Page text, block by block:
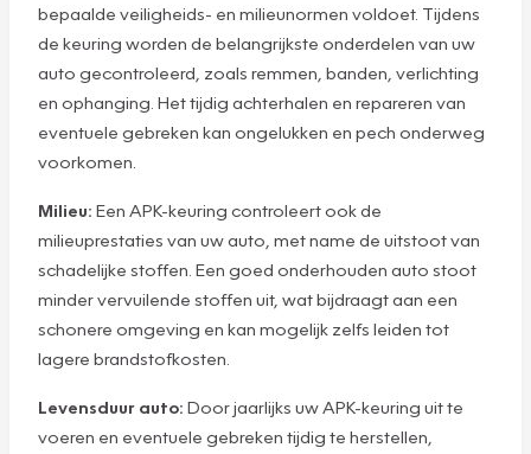
bepaalde veiligheids- en milieunormen voldoet. Tijdens
de keuring worden de belangrijkste onderdelen van uw
auto gecontroleerd, zoals remmen, banden, verlichting
en ophanging. Het tijdig achterhalen en repareren van
eventuele gebreken kan ongelukken en pech onderweg
voorkomen.
Milieu: Een APK-keuring controleert ook de
milieuprestaties van uw auto, met name de uitstoot van
schadelijke stoffen. Een goed onderhouden auto stoot
minder vervuilende stoffen uit, wat bijdraagt aan een
schonere omgeving en kan mogelijk zelfs leiden tot
lagere brandstofkosten.
Levensduur auto: Door jaarlijks uw APK-keuring uit te
voeren en eventuele gebreken tijdig te herstellen,